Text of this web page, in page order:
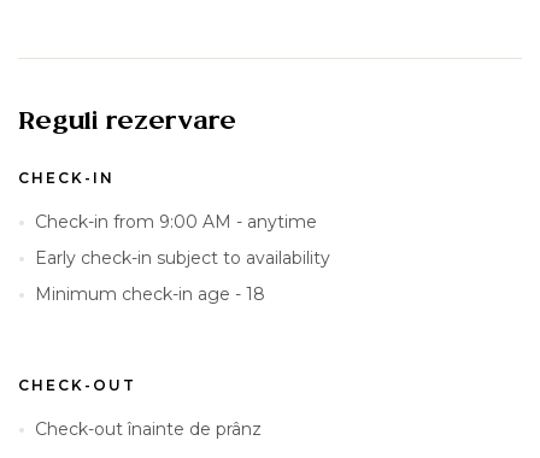
Reguli rezervare
CHECK-IN
Check-in from 9:00 AM - anytime
Early check-in subject to availability
Minimum check-in age - 18
CHECK-OUT
Check-out înainte de prânz